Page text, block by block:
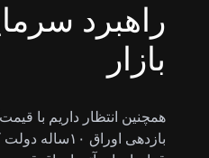
راهبرد
بازار
همچنین انتظار داریم با